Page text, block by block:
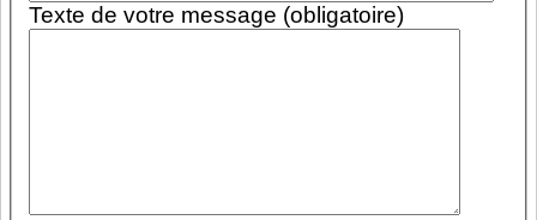
Texte de votre message (obligatoire)